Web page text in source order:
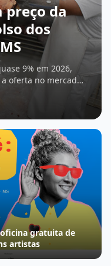
preço da
dos
9% em 2026,
oferta no mercado
de 14% mais
oficina gratuita de
artistas